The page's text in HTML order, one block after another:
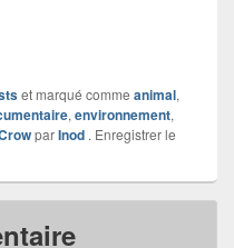
et marqué comme animal,
, environnement,
parInod . Enregistrer le